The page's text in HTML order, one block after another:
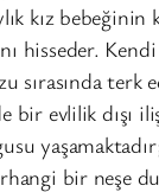
kız bebeğinin
hisseder.
sırasında terk
bir evlilik dışı
bir neşe